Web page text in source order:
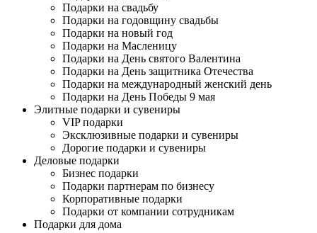
Подарки на свадьбу
Подарки на годовщину свадьбы
Подарки на новый год
Подарки на Масленицу
Подарки на День святого Валентина
Подарки на День защитника Отечества
Подарки на международный женский день
Подарки на День Победы 9 мая
Элитные подарки и сувениры
VIP подарки
Эксклюзивные подарки и сувениры
Дорогие подарки и сувениры
Деловые подарки
Бизнес подарки
Подарки партнерам по бизнесу
Корпоративные подарки
Подарки от компании сотрудникам
Подарки для дома